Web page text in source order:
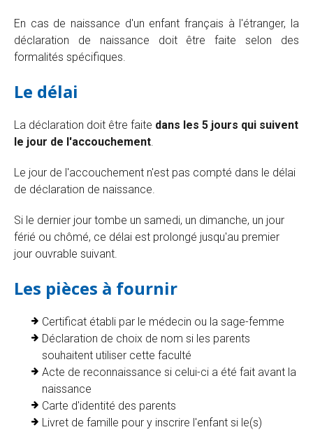
En cas de naissance d'un enfant français à l'étranger, la
déclaration de naissance doit être faite selon des
formalités spécifiques.
Le délai
La déclaration doit être faite dans les 5 jours qui suivent
le jour de l'accouchement.
Le jour de l'accouchement n'est pas compté dans le délai
de déclaration de naissance.
Si le dernier jour tombe un samedi, un dimanche, un jour
férié ou chômé, ce délai est prolongé jusqu'au premier
jour ouvrable suivant.
Les pièces à fournir
Certificat établi par le médecin ou la sage-femme
Déclaration de choix de nom si les parents
souhaitent utiliser cette faculté
Acte de reconnaissance si celui-ci a été fait avant la
naissance
Carte d'identité des parents
Livret de famille pour y inscrire l'enfant si le(s)